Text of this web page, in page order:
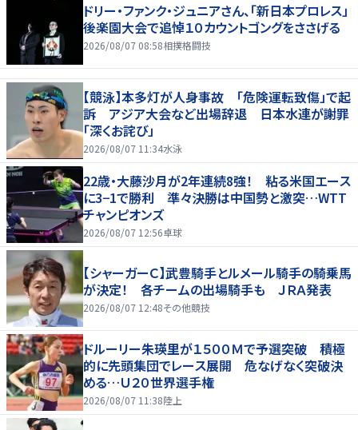
ドリー・ファンク・ジュニアさん、「新日本プロレス」
後楽園大会で追悼１０カウントゴングをささげる
2026/08/07 08:58相撲格闘技
【競泳】本多灯が人身事故 「危険運転致傷」で起
訴 アジア大会など出場辞退 日本水連が謝罪
「深くお詫び」
2026/08/07 11:34水泳
22歳・大藤沙月が2年連続8強！ 粘る米国エース
に3−1で勝利 準々決勝は中国勢と激突…WTT
チャンピオンズ
2026/08/07 12:56卓球
【シャーガーＣ】武豊騎手とルメール騎手の騎乗馬
が決定！ 各チームの出場騎手も ＪＲＡ発表
2026/08/07 12:48その他競技
ドルーリー朱瑛里が１５００Ｍで予選突破 積極
的に先頭集団でレース展開 危なげなく突破決
める…Ｕ２０世界選手権
2026/08/07 11:38陸上